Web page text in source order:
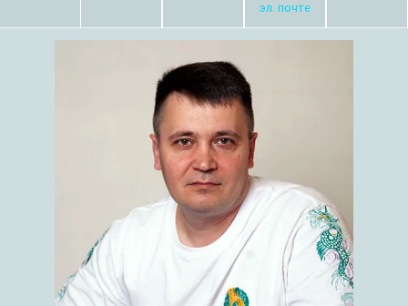
эл. почте